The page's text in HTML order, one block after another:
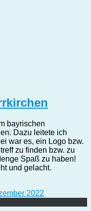
bayrischen
Dazu leitete ich
war es, ein Logo bzw.
zu finden bzw. zu
Spaß zu haben!
und gelacht.
2022